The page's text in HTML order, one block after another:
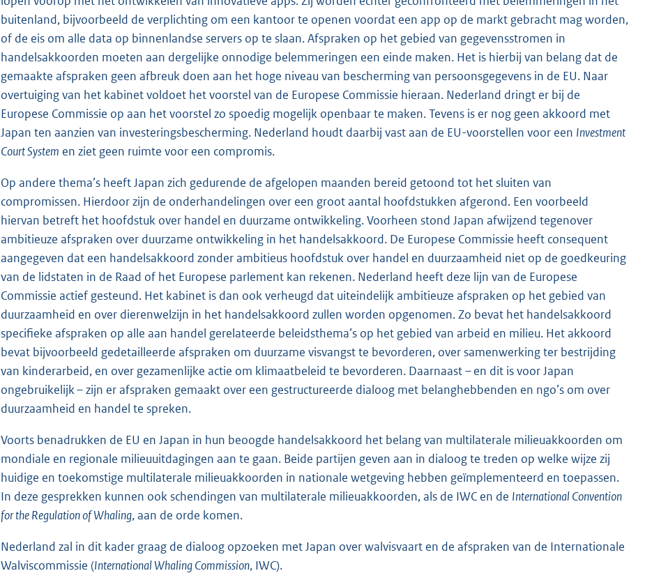
buitenland, bijvoorbeeld de verplichting om een kantoor te openen voordat een app op de markt gebracht mag worden,
of de eis om alle data op binnenlandse servers op te slaan. Afspraken op het gebied van gegevensstromen in
handelsakkoorden moeten aan dergelijke onnodige belemmeringen een einde maken. Het is hierbij van belang dat de
gemaakte afspraken geen afbreuk doen aan het hoge niveau van bescherming van persoonsgegevens in de EU. Naar
overtuiging van het kabinet voldoet het voorstel van de Europese Commissie hieraan. Nederland dringt er bij de
Europese Commissie op aan het voorstel zo spoedig mogelijk openbaar te maken. Tevens is er nog geen akkoord met
Japan ten aanzien van investeringsbescherming. Nederland houdt daarbij vast aan de EU-voorstellen voor een Investment
Court System en ziet geen ruimte voor een compromis.
Op andere thema’s heeft Japan zich gedurende de afgelopen maanden bereid getoond tot het sluiten van
compromissen. Hierdoor zijn de onderhandelingen over een groot aantal hoofdstukken afgerond. Een voorbeeld
hiervan betreft het hoofdstuk over handel en duurzame ontwikkeling. Voorheen stond Japan afwijzend tegenover
ambitieuze afspraken over duurzame ontwikkeling in het handelsakkoord. De Europese Commissie heeft consequent
aangegeven dat een handelsakkoord zonder ambitieus hoofdstuk over handel en duurzaamheid niet op de goedkeuring
van de lidstaten in de Raad of het Europese parlement kan rekenen. Nederland heeft deze lijn van de Europese
Commissie actief gesteund. Het kabinet is dan ook verheugd dat uiteindelijk ambitieuze afspraken op het gebied van
duurzaamheid en over dierenwelzijn in het handelsakkoord zullen worden opgenomen. Zo bevat het handelsakkoord
specifieke afspraken op alle aan handel gerelateerde beleidsthema’s op het gebied van arbeid en milieu. Het akkoord
bevat bijvoorbeeld gedetailleerde afspraken om duurzame visvangst te bevorderen, over samenwerking ter bestrijding
van kinderarbeid, en over gezamenlijke actie om klimaatbeleid te bevorderen. Daarnaast – en dit is voor Japan
ongebruikelijk – zijn er afspraken gemaakt over een gestructureerde dialoog met belanghebbenden en ngo’s om over
duurzaamheid en handel te spreken.
Voorts benadrukken de EU en Japan in hun beoogde handelsakkoord het belang van multilaterale milieuakkoorden om
mondiale en regionale milieuuitdagingen aan te gaan. Beide partijen geven aan in dialoog te treden op welke wijze zij
huidige en toekomstige multilaterale milieuakkoorden in nationale wetgeving hebben geïmplementeerd en toepassen.
In deze gesprekken kunnen ook schendingen van multilaterale milieuakkoorden, als de IWC en de International Convention
for the Regulation of Whaling, aan de orde komen.
Nederland zal in dit kader graag de dialoog opzoeken met Japan over walvisvaart en de afspraken van de Internationale
Walviscommissie (International Whaling Commission, IWC).